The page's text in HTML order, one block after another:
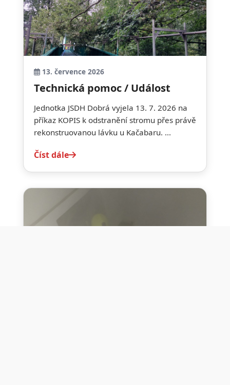
13. července 2026
Technická pomoc / Událost
Jednotka JSDH Dobrá vyjela 13. 7. 2026 na
příkaz KOPIS k odstranění stromu přes právě
rekonstruovanou lávku u Kačabaru. ...
Číst dále